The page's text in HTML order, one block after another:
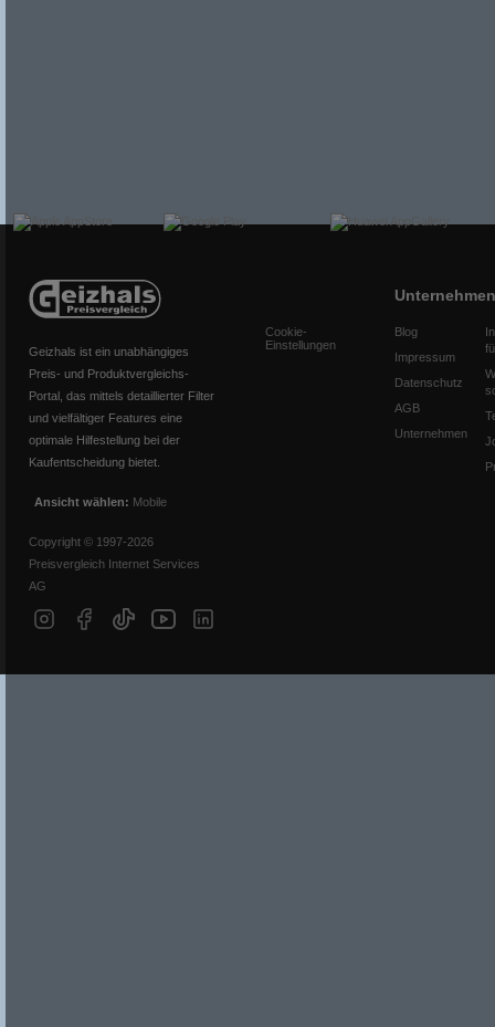
Geizhals ist ein unabhängiges
Preis- und Produktvergleichs-
Portal, das mittels detaillierter Filter
und vielfältiger Features eine
optimale Hilfestellung bei der
Kaufentscheidung bietet.
Ansicht wählen: Mobile
Copyright © 1997-2026
Preisvergleich Internet Services
AG
Cookie-
Einstellungen
Unternehmen
Blog
Impressum
Datenschutz
AGB
Unternehmen